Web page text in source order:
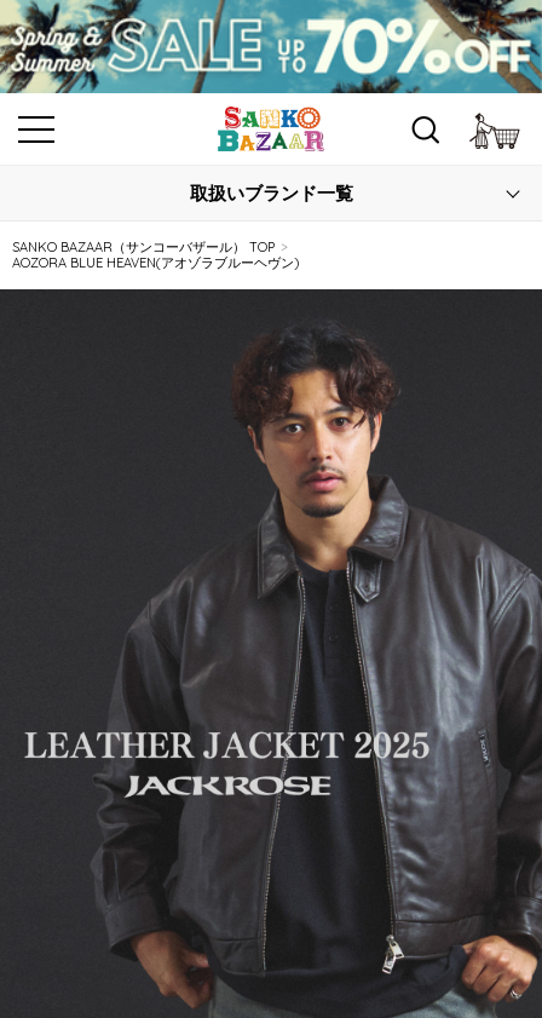
取扱いブランド一覧
SANKO BAZAAR（サンコーバザール） TOP
AOZORA BLUE HEAVEN(アオゾラブルーヘヴン)